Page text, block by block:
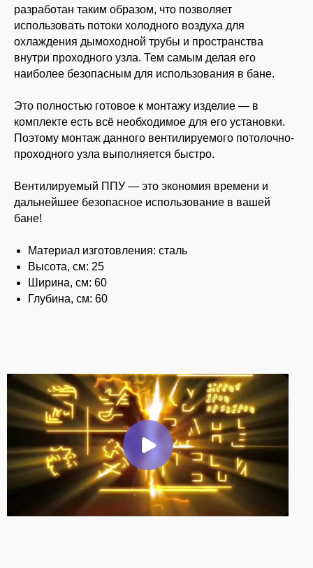
разработан таким образом, что позволяет
использовать потоки холодного воздуха для
охлаждения дымоходной трубы и пространства
внутри проходного узла. Тем самым делая его
наиболее безопасным для использования в бане.
Это полностью готовое к монтажу изделие — в
комплекте есть всё необходимое для его установки.
Поэтому монтаж данного вентилируемого потолочно-
проходного узла выполняется быстро.
Вентилируемый ППУ — это экономия времени и
дальнейшее безопасное использование в вашей
бане!
Материал изготовления: сталь
Высота, см: 25
Ширина, см: 60
Глубина, см: 60